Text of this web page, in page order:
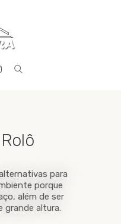
para
porque
além de ser
grande altura.